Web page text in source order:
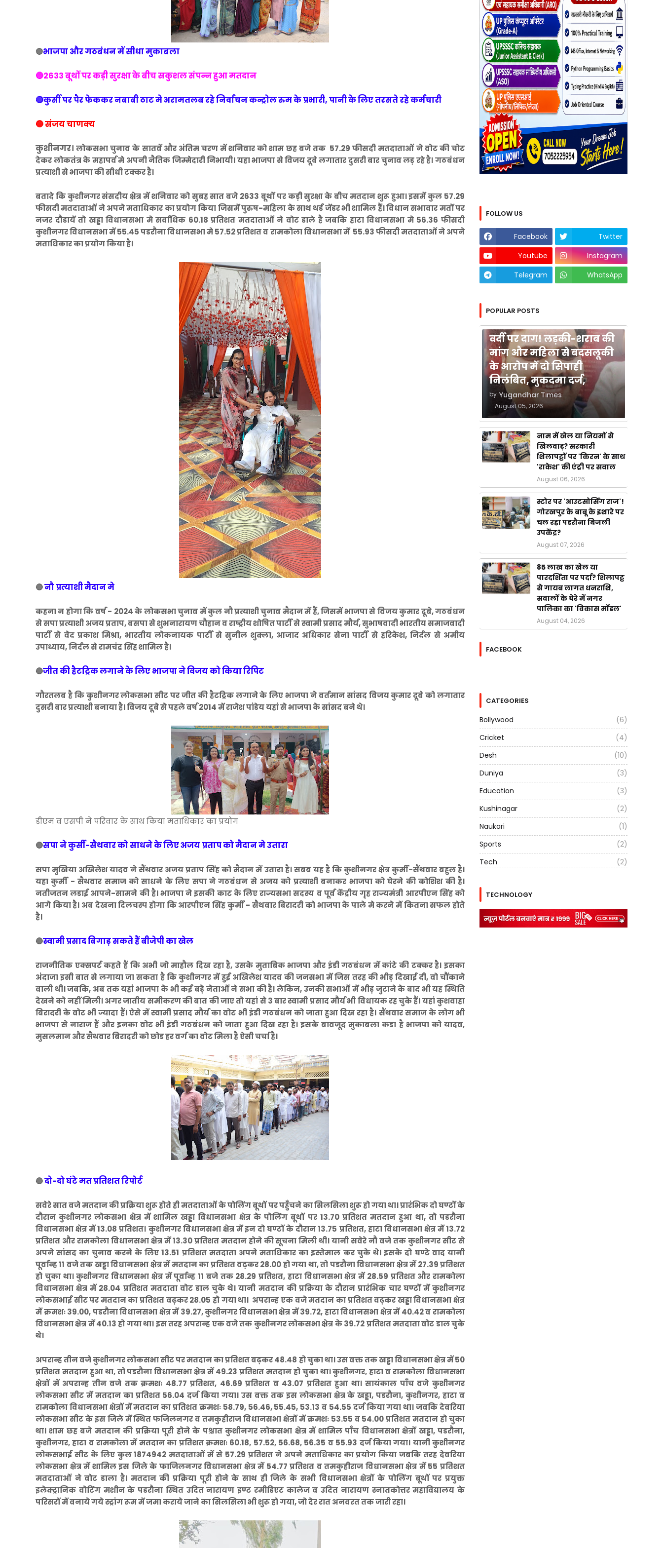
🔴भाजपा और गठबंधन में सीधा मुकाबला
🔵2633 बूथों पर कड़ी सुरक्षा के बीच सकुशल संपन्न हुआ मतदान
🔴कुर्सी पर पैर फेककर नबाबी ठाट मे अरामतलब रहे निर्वाचन कन्ट्रोल रुम के प्रभारी, पानी के लिए तरसते रहे कर्मचारी
🔵 संजय चाणक्य
कुशीनगर। लोकसभा चुनाव के सातवें और अंतिम चरण में शनिवार को शाम छह बजे तक 57.29 फीसदी मतदाताओं ने वोट की चोट
देकर लोकतंत्र के महापर्व मे अपनी नैतिक जिम्मेदारी निभायी। यहा भाजपा से विजय दूबे लगातार दुसरी बार चुनाव लड़ रहे है। गठबंधन
प्रत्याशी से भाजपा की सीधी टक्कर है।
बतादे कि कुशीनगर संसदीय क्षेत्र में शनिवार को सुबह सात बजे 2633 बूथों पर कड़ी सुरक्षा के बीच मतदान शुरू हुआ। इसमें कुल 57.29
फीसदी मतदाताओं ने अपने मताधिकार का प्रयोग किया जिसमें पुरुष-महिला के साथ थर्ड जेंडर भी शामिल हैं। विधान सभावार मतों पर
नजर दौडायें तो खड्डा विधानसभा मे सर्वाधिक 60.18 प्रतिशत मतदाताओं ने वोट डाले है जबकि हाटा विधानसभा मे 56.36 फीसदी
कुशीनगर विधानसभा में 55.45 पडरौना विधानसभा मे 57.52 प्रतिशत व रामकोला विधानसभा में 55.93 फीसदी मतदाताओं ने अपने
मताधिकार का प्रयोग किया है।
🔴नौ प्रत्याशी मैदान मे
कहना न होगा कि वर्ष - 2024 के लोकसभा चुनाव में कुल नौ प्रत्याशी चुनाव मैदान में हैं, जिसमें भाजपा से विजय कुमार दूबे, गठबंधन
से सपा प्रत्याशी अजय प्रताप, बसपा से शुभनारायण चौहान व राष्ट्रीय शोषित पार्टी से स्वामी प्रसाद मौर्य, सुभाषवादी भारतीय समाजवादी
पार्टी से वेद प्रकाश मिश्रा, भारतीय लोकनायक पार्टी से सुनील शुक्ला, आजाद अधिकार सेना पार्टी से हरिकेश, निर्दल से अमीय
उपाध्याय, निर्दल से रामचंद्र सिंह शामिल है।
🔴जीत की हैटट्रिक लगाने के लिए भाजपा ने विजय को किया रिपिट
गौरतलब है कि कुशीनगर लोकसभा सीट पर जीत की हैटट्रिक लगाने के लिए भाजपा ने वर्तमान सांसद विजय कुमार दूबे को लगातार
दुसरी बार प्रत्याशी बनाया है। विजय दूबे से पहले वर्ष 2014 में राजेश पांडेय यहां से भाजपा के सांसद बने थे।
डीएम व एसपी ने परिवार के साथ किया मताधिकार का प्रयोग
🔴सपा ने कुर्सी-सैथवार को साधने के लिए अजय प्रताप को मैदान मे उतारा
सपा मुखिया अखिलेश यादव ने सैंथवार अजय प्रताप सिंह को मैदान में उतारा है। सबब यह है कि कुशीनगर क्षेत्र कुर्मी-सैंथवार बहुल है।
यहा कुर्मी - सैथवार समाज को साधने के लिए सपा ने गठबंधन से अजय को प्रत्याशी बनाकर भाजपा को घेरने की कोशिश की है।
नतीजतन लडाई आपने-सामने की है। भाजपा ने इसकी काट के लिए राज्यसभा सदस्य व पूर्व केंद्रीय गृह राज्यमंत्री आरपीएन सिंह को
आगे किया है। अब देखना दिलचस्प होगा कि आरपीएन सिंह कुर्मी - सैथवार बिरादरी को भाजपा के पाले मे करने में कितना सफल होते
है।
🔴स्वामी प्रसाद बिगाड़ सकते हैं बीजेपी का खेल
राजनीतिक एक्सपर्ट कहते हैं कि अभी जो माहौल दिख रहा है, उसके मुताबिक भाजपा और इंडी गठबंधन में कांटे की टक्कर है। इसका
अंदाजा इसी बात से लगाया जा सकता है कि कुशीनगर में हुई अखिलेश यादव की जनसभा में जिस तरह की भीड़ दिखाई दी, वो चौंकाने
वाली थी। जबकि, अब तक यहां भाजपा के भी कई बड़े नेताओं ने सभा की है। लेकिन, उनकी सभाओं में भीड़ जुटाने के बाद भी यह स्थिति
देखने को नहीं मिली। अगर जातीय समीकरण की बात की जाए तो यहां से 3 बार स्वामी प्रसाद मौर्य भी विधायक रह चुके हैं। यहां कुशवाहा
बिरादरी के वोट भी ज्यादा हैं। ऐसे में स्वामी प्रसाद मौर्य का वोट भी इंडी गठबंधन को जाता हुआ दिख रहा है। सैंथवार समाज के लोग भी
भाजपा से नाराज हैं और इनका वोट भी इंडी गठबंधन को जाता हुआ दिख रहा है। इसके बावजूद मुकाबला कडा है भाजपा को यादव,
मुसलमान और सैथवार बिरादरी को छोड हर वर्ग का वोट मिला है ऐसी चर्चा है।
🔴दो-दो घंटे मत प्रतिशत रिपोर्ट
सवेरे सात वजे मतदान की प्रक्रिया शुरू होते ही मतदाताओं के पोलिंग बूथों पर पहुँचने का सिलसिला शुरू हो गया था। प्रारंभिक दो घण्टों के
दौरान कुशीनगर लोकसभा क्षेत्र में शामिल खड्डा विधानसभा क्षेत्र के पोलिंग बूथों पर 13.70 प्रतिशत मतदान हुआ था, तो पडरौना
विधानसभा क्षेत्र में 13.08 प्रतिशत। कुशीनगर विधानसभा क्षेत्र में इन दो घण्टों के दौरान 13.75 प्रतिशत, हाटा विधानसभा क्षेत्र में 13.72
प्रतिशत और रामकोला विधानसभा क्षेत्र में 13.30 प्रतिशत मतदान होने की सूचना मिली थी। यानी सवेरे नौ वजे तक कुशीनगर सीट से
अपने सांसद का चुनाव करने के लिए 13.51 प्रतिशत मतदाता अपने मताधिकार का इस्तेमाल कर चुके थे। इसके दो घण्टे वाद यानी
पूर्वान्ह 11 वजे तक खड्डा विधानसभा क्षेत्र में मतदान का प्रतिशत वढ़कर 28.00 हो गया था, तो पडरौना विधानसभा क्षेत्र में 27.39 प्रतिशत
हो चुका था। कुशीनगर विधानसभा क्षेत्र में पूर्वान्ह 11 बजे तक 28.29 प्रतिशत, हाटा विधानसभा क्षेत्र में 28.59 प्रतिशत और रामकोला
विधानसभा क्षेत्र में 28.04 प्रतिशत मतदाता वोट डाल चुके थे। यानी मतदान की प्रक्रिया के दौरान प्रारंभिक चार घण्टों में कुशीनगर
लोकसभाई सीट पर मतदान का प्रतिशत वढ़कर 28.05 हो गया था। अपरान्ह एक वजे मतदान का प्रतिशत वढ़कर खड्डा विधानसभा क्षेत्र
में क्रमशः 39.00, पडरौना विधानसभा क्षेत्र में 39.27, कुशीनगर विधानसभा क्षेत्र में 39.72, हाटा विधानसभा क्षेत्र में 40.42 व रामकोला
विधानसभा क्षेत्र में 40.13 हो गया था। इस तरह अपरान्ह एक वजे तक कुशीनगर लोकसभा क्षेत्र के 39.72 प्रतिशत मतदाता वोट डाल चुके
थे।
अपरान्ह तीन वजे कुशीनगर लोकसभा सीट पर मतदान का प्रतिशत बढ़कर 48.48 हो चुका था। उस वक्त तक खड्डा विधानसभा क्षेत्र में 50
प्रतिशत मतदान हुआ था, तो पडरौना विधानसभा क्षेत्र में 49.23 प्रतिशत मतदान हो चुका था। कुशीनगर, हाटा व रामकोला विधानसभा
क्षेत्रों में अपरान्ह तीन वजे तक क्रमशः 48.77 प्रतिशत, 46.69 प्रतिशत व 43.07 प्रतिशत हुआ था। सायंकाल पाँच वजे कुशीनगर
लोकसभा सीट में मतदान का प्रतिशत 56.04 दर्ज किया गया। उस वक्त तक इस लोकसभा क्षेत्र के खड्डा, पडरौना, कुशीनगर, हाटा व
रामकोला विधानसभा क्षेत्रों में मतदान का प्रतिशत क्रमशः 58.79, 56.46, 55.45, 53.13 व 54.55 दर्ज किया गया था। जवकि देवरिया
लोकसभा सीट के इस जिले में स्थित फजिलनगर व तमकुहीराज विधानसभा क्षेत्रों में क्रमशः 53.55 व 54.00 प्रतिशत मतदान हो चुका
था। शाम छह बजे मतदान की प्रक्रिया पूरी होने के पश्चात कुशीनगर लोकसभा क्षेत्र में शामिल पाँच विधानसभा क्षेत्रों खड्डा, पडरौना,
कुशीनगर, हाटा व रामकोला में मतदान का प्रतिशत क्रमशः 60.18, 57.52, 56.68, 56.35 व 55.93 दर्ज किया गया। यानी कुशीनगर
लोकसभाई सीट के लिए कुल 1874942 मतदाताओं में से 57.29 प्रतिशत ने अपने मताधिकार का प्रयोग किया जबकि तरह देवरिया
लोकसभा क्षेत्र में शामिल इस जिले के फाजिलनगर विधानसभा क्षेत्र में 54.77 प्रतिशत व तमकुहीराज विधानसभा क्षेत्र में 55 प्रतिशत
मतदाताओं ने वोट डाला है। मतदान की प्रक्रिया पूरी होने के साथ ही जिले के सभी विधानसभा क्षेत्रों के पोलिंग बूथों पर प्रयुक्त
इलेक्ट्रानिक वोटिंग मशीन के पडरौना स्थित उदित नारायण इण्ट रमीडिएट कालेज व उदित नारायण स्नातकोत्तर महाविद्यालय के
परिसरों में वनाये गये स्ट्रांग रूम में जमा कराये जाने का सिलसिला भी शुरू हो गया, जो देर रात अनवरत तक जारी रहा।
FOLLOW US
Facebook
Twitter
Youtube
Instagram
Telegram
WhatsApp
POPULAR POSTS
वर्दी पर दाग! लड़की-शराब की
मांग और महिला से बदसलूकी
के आरोप में दो सिपाही
निलंबित, मुकदमा दर्ज,
by Yugandhar Times
- August 05, 2026
नाम में खेल या नियमों से
खिलवाड़? सरकारी
शिलापट्टों पर 'किरन' के साथ
'राकेश' की एंट्री पर सवाल
August 06, 2026
स्टोर पर 'आउटसोर्सिंग राज'!
गोरखपुर के बाबू के इशारे पर
चल रहा पडरौना बिजली
उपकेंद्र?
August 07, 2026
85 लाख का खेल या
पारदर्शिता पर पर्दा? शिलापट्ट
से गायब लागत धनराशि,
सवालों के घेरे में नगर
पालिका का 'विकास मॉडल'
August 04, 2026
FACEBOOK
CATEGORIES
Bollywood
(6)
Cricket
(4)
Desh
(10)
Duniya
(3)
Education
(3)
Kushinagar
(2)
Naukari
(1)
Sports
(2)
Tech
(2)
TECHNOLOGY